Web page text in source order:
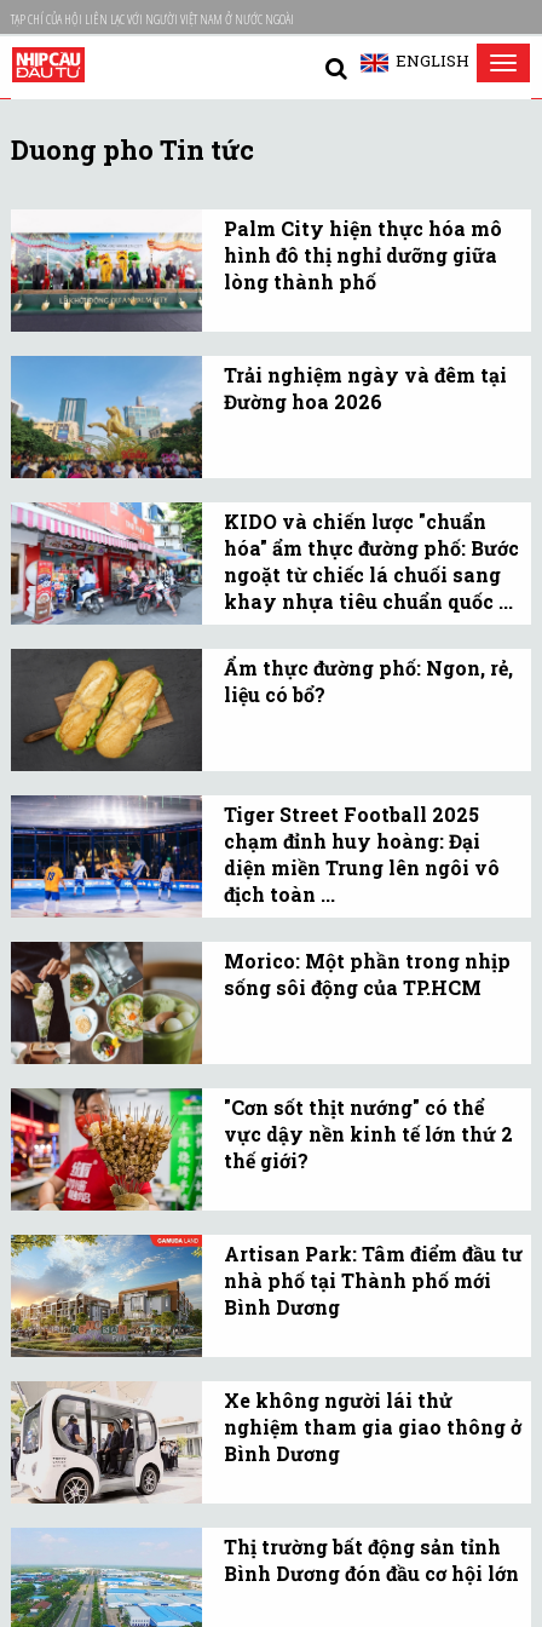
TẠP CHÍ CỦA HỘI LIÊN LẠC VỚI NGƯỜI VIỆT NAM Ở NƯỚC NGOÀI
ENGLISH
Duong pho Tin tức
Palm City hiện thực hóa mô
hình đô thị nghỉ dưỡng giữa
lòng thành phố
lược phát triển đại đô thị
dài hạn bằng việc khởi
River.
Trải nghiệm ngày và đêm tại
Đường hoa 2026
lễ hội ánh sáng đầy mê
hoặc khi thành phố lên
đèn.
KIDO và chiến lược "chuẩn
hóa" ẩm thực đường phố: Bước
ngoặt từ chiếc lá chuối sang
khay nhựa tiêu chuẩn quốc ...
Ẩm thực Việt Nam có thế
mạnh tuyệt đối về hương
vị, nhưng thường gặp
mô (scale-up) do phụ
thuộc vào phương thức
đóng gói thủ công.
Ẩm thực đường phố: Ngon, rẻ,
liệu có bổ?
tượng ẩm thực Việt, đối
mặt thách thức về an
toàn, niềm tin du lịch và
tương lai ẩm thực đường
Tiger Street Football 2025
chạm đỉnh huy hoàng: Đại
diện miền Trung lên ngôi vô
địch toàn ...
Lễ hội bóng đá đường phố
Tiger Street Football 2025
bùng nổ cảm xúc đã đặt
Chung kết toàn quốc vào
tối 12/10.
Morico: Một phần trong nhịp
sống sôi động của TP.HCM
thành một phần không
thể thiếu trong nhịp sống
sôi động của TP.HCM.
"Cơn sốt thịt nướng" có thể
vực dậy nền kinh tế lớn thứ 2
thế giới?
cho “các doanh nghiệp tư
nhân”, chẳng hạn như
người bán hàng rong,
thông qua hệ thống thuế
và an sinh xã hội.
Artisan Park: Tâm điểm đầu tư
nhà phố tại Thành phố mới
Bình Dương
(WTC Gateway), Artisan
Park sở hữu khả năng kết
nối và gia tăng giá trị
vượt trội.
Xe không người lái thử
nghiệm tham gia giao thông ở
Bình Dương
Phenikaa-X đã được thử
nghiệm vận hành thực tế
Thị trường bất động sản tỉnh
Bình Dương đón đầu cơ hội lớn